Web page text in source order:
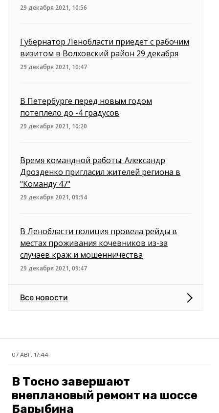
29 декабря 2021, 10:56
Губернатор Ленобласти приедет с рабочим
визитом в Волховский район 29 декабря
29 декабря 2021, 10:47
В Петербурге перед новым годом
потеплело до -4 градусов
29 декабря 2021, 10:20
Время командной работы: Александр
Дрозденко пригласил жителей региона в
"Команду 47"
29 декабря 2021, 09:54
В Ленобласти полиция провела рейды в
местах проживания кочевников из-за
случаев краж и мошенничества
29 декабря 2021, 09:47
Все новости
07 АВГ, 17:44
В Тосно завершают
внеплановый ремонт на шоссе
Барыбина